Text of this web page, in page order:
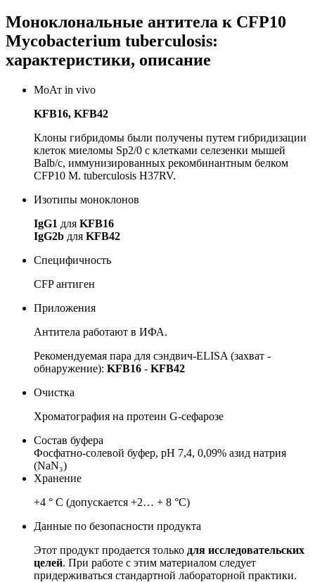
Моноклональные антитела к CFP10
Mycobacterium tuberculosis:
характеристики, описание
МоАт in vivo
KFB16, KFB42
Клоны гибридомы были получены путем гибридизации
клеток миеломы Sp2/0 с клетками селезенки мышей
Balb/c, иммунизированных рекомбинантным белком
CFP10 M. tuberculosis H37RV.
Изотипы моноклонов
IgG1 для KFB16
IgG2b для KFB42
Специфичность
CFP антиген
Приложения
Антитела работают в ИФА.
Рекомендуемая пара для сэндвич-ELISA (захват -
обнаружение): KFB16 - KFB42
Очистка
Хроматография на протеин G-сефарозе
Состав буфера
Фосфатно-солевой буфер, pH 7,4, 0,09% азид натрия
(NaN₃)
Хранение
+4 ° C (допускается +2… + 8 °C)
Данные по безопасности продукта
Этот продукт продается только для исследовательских
целей. При работе с этим материалом следует
придерживаться стандартной лабораторной практики.